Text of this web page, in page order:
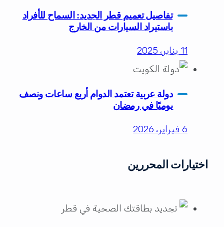
تفاصيل تعميم قطر الجديد: السماح للأفراد
باستيراد السيارات من الخارج
11 يناير، 2025
دولة عربية تعتمد الدوام أربع ساعات ونصف
يوميًا في رمضان
6 فبراير، 2026
اختيارات المحررين